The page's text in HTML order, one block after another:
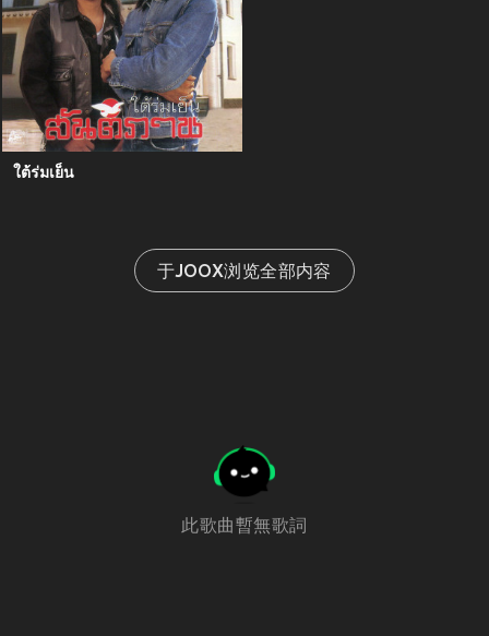
ใต้ร่มเย็น
于JOOX浏览全部内容
此歌曲暫無歌詞